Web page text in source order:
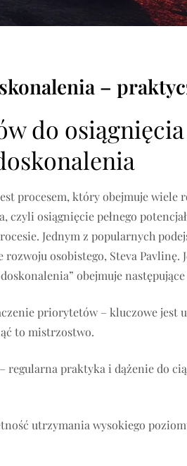
–
do
procesem, który obejmuje wiele
czyli osiągnięcie pełnego
Jednym z popularnych
osobistego, Steva Pavlinę.
obejmuje
priorytetów – kluczowe jest
to mistrzostwo.
regularna praktyka i dążenie do
utrzymania wysokiego